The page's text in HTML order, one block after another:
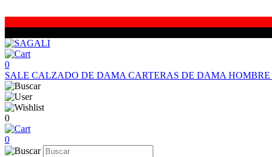
0
SALE CALZADO DE DAMA CARTERAS DE DAMA HOMBRE
0
0